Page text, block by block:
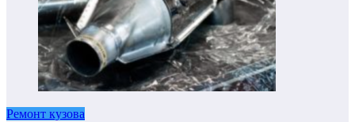
Ремонт кузова